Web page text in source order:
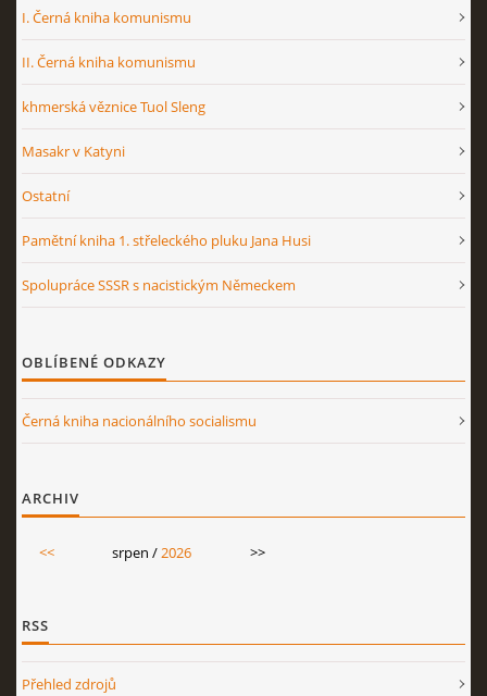
I. Černá kniha komunismu
II. Černá kniha komunismu
khmerská věznice Tuol Sleng
Masakr v Katyni
Ostatní
Pamětní kniha 1. střeleckého pluku Jana Husi
Spolupráce SSSR s nacistickým Německem
OBLÍBENÉ ODKAZY
Černá kniha nacionálního socialismu
ARCHIV
<< srpen /2026 >>
RSS
Přehled zdrojů